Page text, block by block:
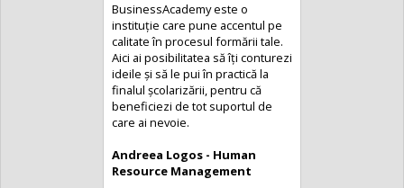
BusinessAcademy este o
instituție care pune accentul pe
calitate în procesul formării tale.
Aici ai posibilitatea să îți conturezi
ideile și să le pui în practică la
finalul școlarizării, pentru că
beneficiezi de tot suportul de
care ai nevoie.
Andreea Logos - Human
Resource Management